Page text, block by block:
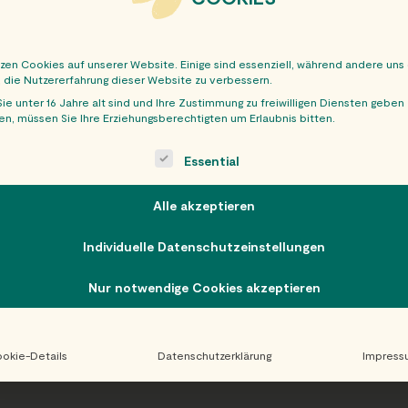
Cookies auf unserer Website. Einige sind essenziell, während andere uns
Nutzererfahrung dieser Website zu verbessern.
unter 16 Jahre alt sind und Ihre Zustimmung zu freiwilligen Diensten geben
müssen Sie Ihre Erziehungsberechtigten um Erlaubnis bitten.
is a list of service groups for which consent can be
Essential
Alle akzeptieren
Individuelle Datenschutzeinstellungen
Nur notwendige Cookies akzeptieren
Details Datenschutzerklärung